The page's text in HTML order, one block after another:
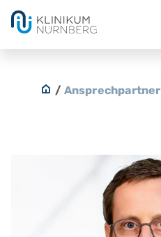
/ Ansprechpartner